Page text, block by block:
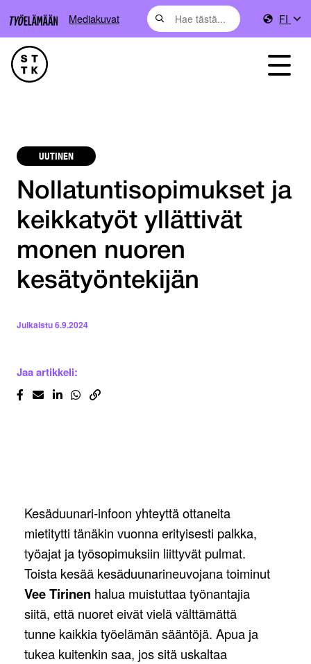
Mediakuvat FI
UUTINEN
Nollatuntisopimukset ja
keikkatyöt yllättivät
monen nuoren
kesätyöntekijän
Julkaistu6.9.2024
Jaa artikkeli:
Kesäduunari-infoon yhteyttä ottaneita
mietitytti tänäkin vuonna erityisesti palkka,
työajat ja työsopimuksiin liittyvät pulmat.
Toista kesää kesäduunarineuvojana toiminut
Vee Tirinen halua muistuttaa työnantajia
siitä, että nuoret eivät vielä välttämättä
tunne kaikkia työelämän sääntöjä. Apua ja
tukea kuitenkin saa, jos sitä uskaltaa